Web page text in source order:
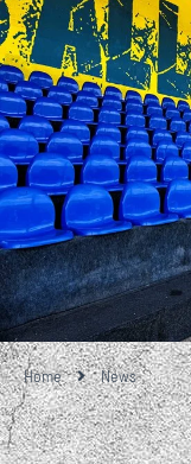
Home News